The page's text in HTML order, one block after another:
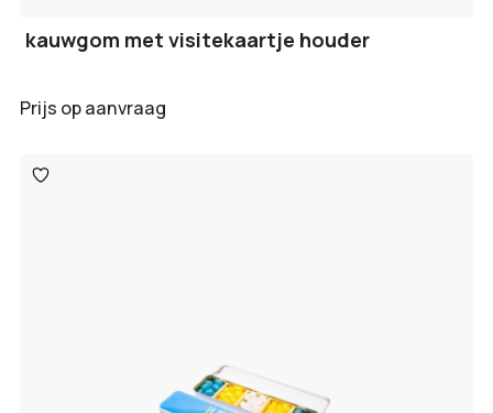
kauwgom met visitekaartje houder
Prijs op aanvraag
Toevoegen
aan